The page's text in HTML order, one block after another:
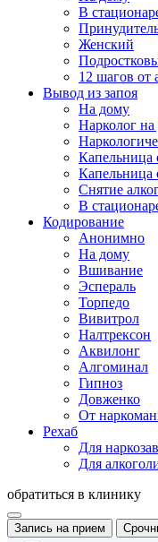
В
Женский
12 шагов от
Вывод из запоя
На дому
Нарколог
Капельница
Капельница
Снятие
В
Кодирование
Анонимно
На дому
Вшивание
Эспераль
Торпедо
Вивитрол
Налтрексон
Аквилонг
Алгоминал
Гипноз
Довженко
От
Рехаб
Для
Для
обратиться в клинику
Запись на прием